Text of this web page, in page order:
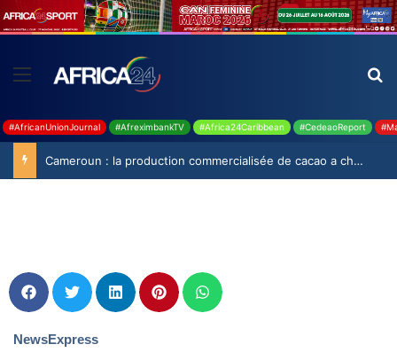
#AfricanUnionJournal #AfreximbankTV #Africa24Caribbean #CedeaoReport
Cameroun : la production commercialisée de cacao a chuté de 19,9% durant la saison 2025-2026
NewsExpress